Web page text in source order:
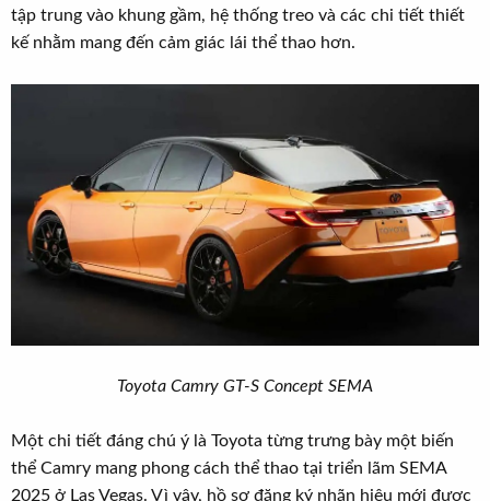
tập trung vào khung gầm, hệ thống treo và các chi tiết thiết
kế nhằm mang đến cảm giác lái thể thao hơn.
Toyota Camry GT-S Concept SEMA
Một chi tiết đáng chú ý là Toyota từng trưng bày một biến
thể Camry mang phong cách thể thao tại triển lãm SEMA
2025 ở Las Vegas. Vì vậy, hồ sơ đăng ký nhãn hiệu mới được